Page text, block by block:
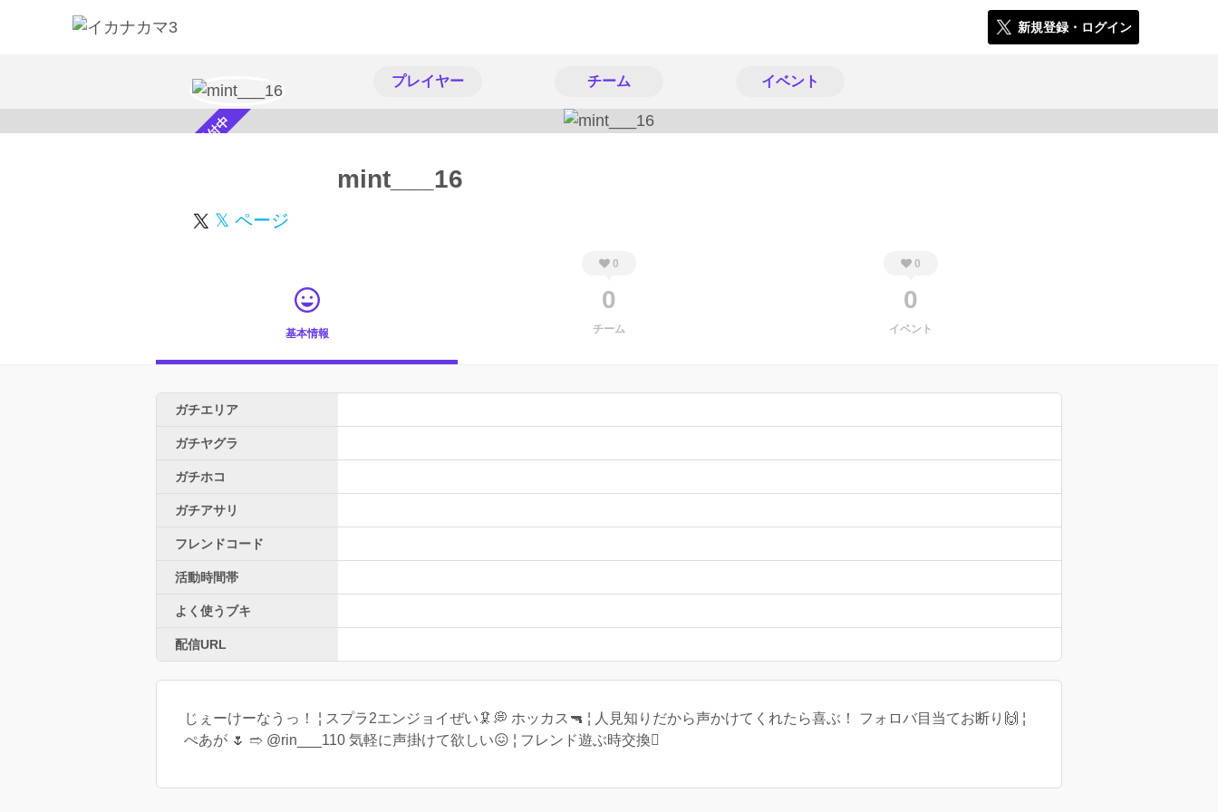
新規登録・ログイン
プレイヤー チーム イベント
スカウト受付中 mint___16
𝕏 ページ
基本情報
0
0
チーム
0
0
イベント
ガチエリア
ガチヤグラ
ガチホコ
ガチアサリ
フレンドコード
活動時間帯
よく使うブキ
配信URL
じぇーけーなうっ！ ¦ スプラ2エンジョイぜい🦑💭 ホッカス🔫 ¦ 人見知りだから声かけてくれたら喜ぶ！ フォロバ目当てお断り🙌 ¦
ぺあが 🌷 ➱ @rin___110 気軽に声掛けて欲しい😖 ¦ フレンド遊ぶ時交換